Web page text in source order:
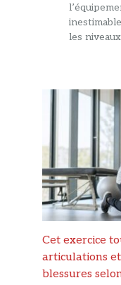
les
Cet exercice
articulations
blessures